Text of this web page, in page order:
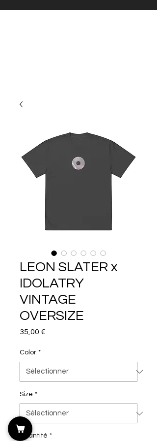
LEON SLATER x
IDOLATRY
VINTAGE
OVERSIZE
35,00 €
Color *
Size *
Quantité *